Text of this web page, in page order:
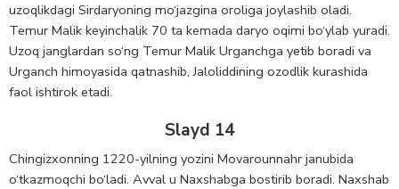
uzoqlikdagi Sirdaryoning mo‘jazgina oroliga joylashib oladi.
Temur Malik keyinchalik 70 ta kemada daryo oqimi bo‘ylab yuradi.
Uzoq janglardan so‘ng Temur Malik Urganchga yetib boradi va
Urganch himoyasida qatnashib, Jaloliddining ozodlik kurashida
faol ishtirok etadi.
Slayd 14
Chingizxonning 1220-yilning yozini Movarounnahr janubida
o‘tkazmoqchi bo‘ladi. Avval u Naxshabga bostirib boradi. Naxshab